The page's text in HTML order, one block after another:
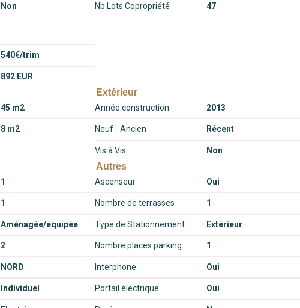
Non
540€/trim
892 EUR
Nb Lots Copropriété 47
45 m2
8 m2
Extérieur
Année construction 2013
Neuf - Ancien Récent
Vis à Vis Non
1
1
Aménagée/équipée
2
NORD
Individuel
Autres
Ascenseur Oui
Nombre de terrasses 1
Type de Stationnement Extérieur
Nombre places parking 1
Interphone Oui
Portail électrique Oui